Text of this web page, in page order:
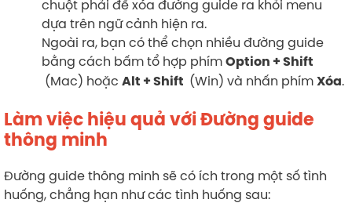
chuột phải để xóa đường guide ra khỏi menu
dựa trên ngữ cảnh hiện ra.
Ngoài ra, bạn có thể chọn nhiều đường guide
bằng cách bấm tổ hợp phímOption + Shift
(Mac) hoặc Alt + Shift (Win) và nhấn phímXóa.
Làm việc hiệu quả với Đường guide
thông minh
Đường guide thông minh sẽ có ích trong một số tình
huống, chẳng hạn như các tình huống sau: